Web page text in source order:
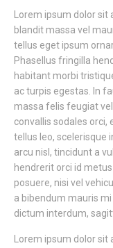
Lorem ipsum dolor sit
blandit massa vel
tellus eget ipsum
Phasellus fringilla
habitant morbi
ac turpis egestas. In
massa felis feugiat
convallis sodales orci,
tellus leo, scelerisque
arcu nisl, tincidunt a
hendrerit orci id
posuere, nisi vel
a bibendum mauris
dictum interdum,
Lorem ipsum dolor sit